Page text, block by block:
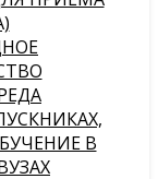
В